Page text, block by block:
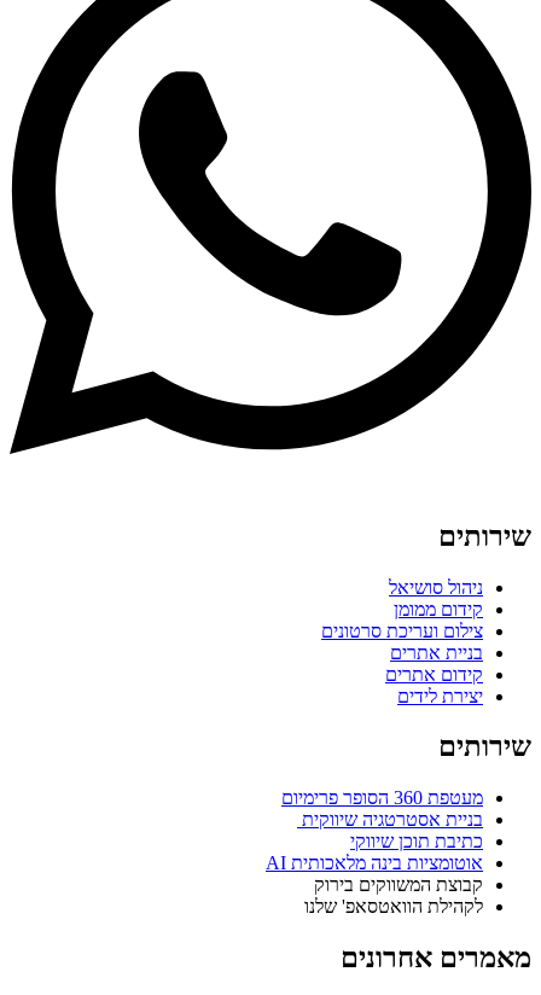
שירותים
ניהול סושיאל
קידום ממומן
צילום ועריכת סרטונים
בניית אתרים
קידום אתרים
יצירת לידים
שירותים
מעטפת 360 הסופר פרימיום
בניית אסטרטגיה שיווקית ​
כתיבת תוכן שיווקי​
אוטומציות בינה מלאכותית AI
קבוצת המשווקים בירוק
לקהילת הוואטסאפ' שלנו​
מאמרים אחרונים